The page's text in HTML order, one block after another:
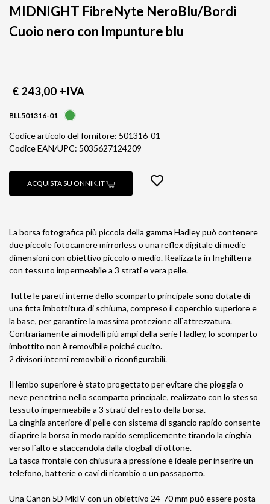
MIDNIGHT FibreNyte NeroBlu/Bordi
Cuoio nero con Impunture blu
€ 243,00 +IVA
BLL501316-01
Codice articolo del fornitore: 501316-01
Codice EAN/UPC: 5035627124209
ACQUISTA SU ONNIK.IT
La borsa fotografica più piccola della gamma Hadley può contenere
due piccole fotocamere mirrorless o una reflex digitale di medie
dimensioni con obiettivo piccolo o medio. Realizzata in Inghilterra
con tessuto impermeabile a 3 strati e vera pelle.
Tutte le pareti interne dello scomparto principale sono dotate di
una fitta imbottitura di schiuma, compreso il coperchio superiore e
la base, per garantire la massima protezione all`attrezzatura.
Contrariamente ai modelli più ampi della serie Hadley, lo scomparto
imbottito non è removibile poiché cucito.
2 divisori interni removibili o riconfigurabili.
Il lembo superiore è stato progettato per evitare che pioggia o
neve penetrino nello scomparto principale, realizzato con lo stesso
tessuto impermeabile a 3 strati del resto della borsa.
La cinghia anteriore di pelle con sistema di sgancio rapido consente
di aprire la borsa in modo rapido semplicemente tirando la cinghia
verso l`alto e staccandola dalla clogball di ottone.
La tasca frontale con chiusura a pressione è ideale per inserire un
telefono, batterie o cavi di ricambio o un passaporto.
Una Canon 5D MkIV con un obiettivo 24-70 mm può essere posta